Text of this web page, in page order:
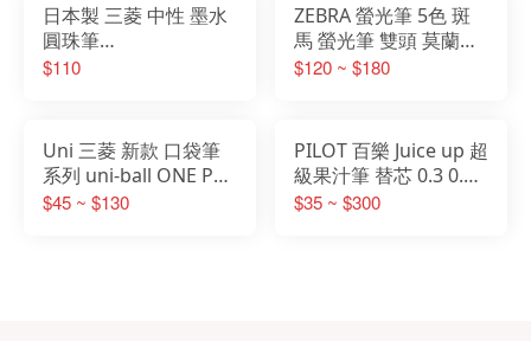
日本製 三菱 中性 墨水
圓珠筆
0.38mm/0.5mm Ball
$110
ZEBRA 螢光筆 5色 斑
馬 螢光筆 雙頭 莫蘭迪
色 5入組
$120 ~ $180
Uni 三菱 新款 口袋筆
系列 uni-ball ONE P
UMR-SP 自動筆 圓珠
$45 ~ $130
PILOT 百樂 Juice up 超
級果汁筆 替芯 0.3 0.4
0.5mm果汁筆專用替芯
$35 ~ $300